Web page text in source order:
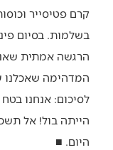
קרם פטיסייר
בשלמות. בסיום
הרגשה אמתית
המדהימה שאכלנו
לסיכום: אנחנו
הייתה בול! אל
היום. ■